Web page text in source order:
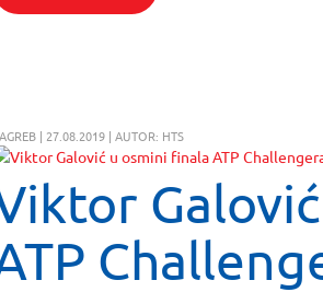
| 27.08.2019 | AUTOR: HTS